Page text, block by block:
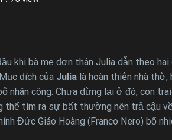
khi bà mẹ đơn thân Julia dẫn theo
đích của Julia là hoàn thiện nhà
nhân công. Chưa dừng lại ở đó, con
tìm ra sự bất thường nên trả cậu
Đức Giáo Hoàng (Franco Nero) bổ